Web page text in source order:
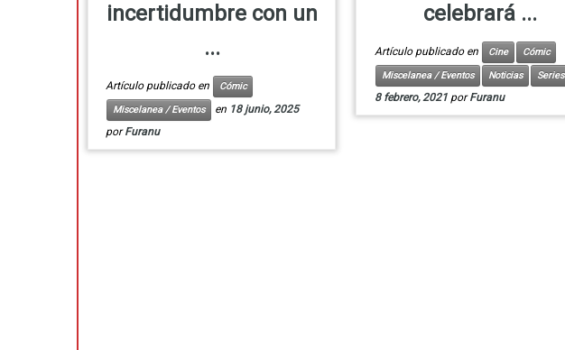
incertidumbre con un
...
Artículo publicado en
Cómic
Miscelanea / Eventos
en 18 junio, 2025
porFuranu
celebrará ...
Artículo publicado en Cine
Cómic
Miscelanea / Eventos
Noticias Series
8 febrero, 2021 porFuranu